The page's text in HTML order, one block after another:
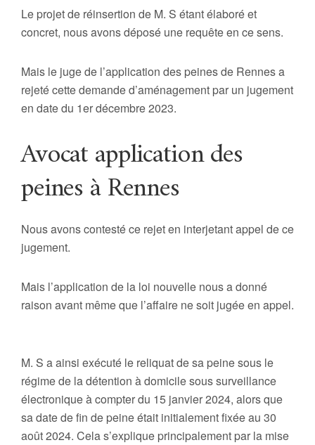
Le projet de réinsertion de M. S étant élaboré et
concret, nous avons déposé une requête en ce sens.
Mais le juge de l’application des peines de Rennes a
rejeté cette demande d’aménagement par un jugement
en date du 1er décembre 2023.
Avocat application des
peines à Rennes
Nous avons contesté ce rejet en interjetant appel de ce
jugement.
Mais l’application de la loi nouvelle nous a donné
raison avant même que l’affaire ne soit jugée en appel.
M. S a ainsi exécuté le reliquat de sa peine sous le
régime de la détention à domicile sous surveillance
électronique à compter du 15 janvier 2024, alors que
sa date de fin de peine était initialement fixée au 30
août 2024. Cela s’explique principalement par la mise